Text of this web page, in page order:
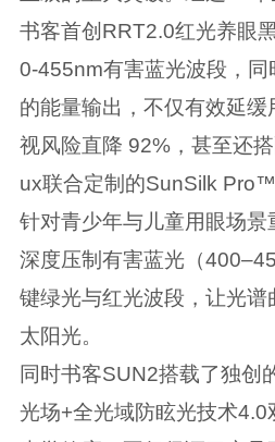
书客首创RRT2.0红光养眼
0-455nm有害蓝光波段，
的能量输出，不仅有效延
视风险直降 92%，甚至还
ux联合定制的SunSilk Pro™
针对青少年与儿童用眼场景
深度压制有害蓝光（
键绿光与红光波段，让光谱
太阳光。
同时书客SUN2搭载了独创
光场+全光域防眩光技术4.0